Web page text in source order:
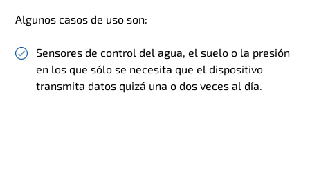
Algunos casos de uso son:
Sensores de control del agua, el suelo o la presión
en los que sólo se necesita que el dispositivo
transmita datos quizá una o dos veces al día.